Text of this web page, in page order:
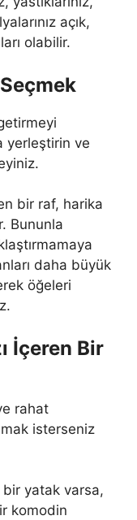
açık,
olabilir.
Seçmek
yerleştirin ve
bir raf, harika
Bununla
daha büyük
öğeleri
İçeren Bir
rahat
isterseniz
bir yatak varsa,
komodin